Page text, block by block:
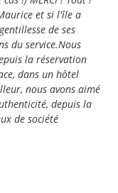
et si l'île a
de ses
du service.Nous
la réservation
dans un hôtel
nous avons aimé
depuis la
de société